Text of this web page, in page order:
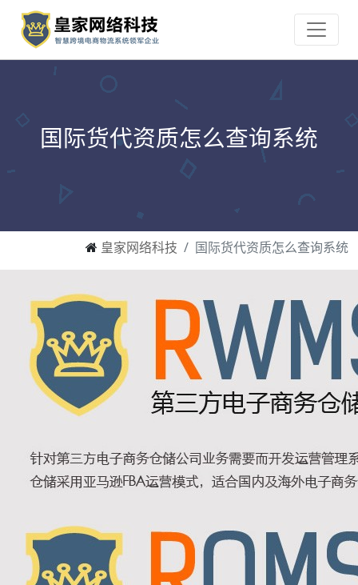
国际货代资质怎么查询系统
皇家网络科技 国际货代资质怎么查询系统